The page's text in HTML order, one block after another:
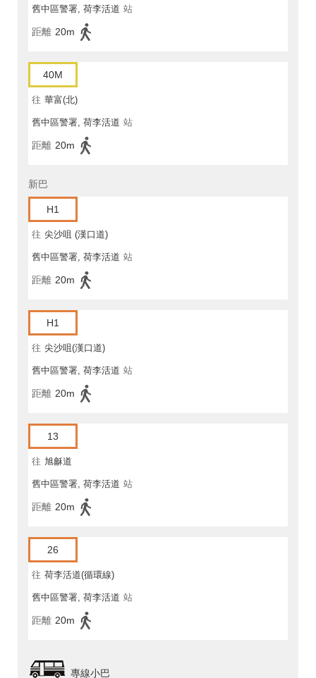
舊中區警署, 荷李活道 站
距離 20m
40M
往 華富(北)
舊中區警署, 荷李活道 站
距離 20m
新巴
H1
往 尖沙咀 (漢口道)
舊中區警署, 荷李活道 站
距離 20m
H1
往 尖沙咀(漢口道)
舊中區警署, 荷李活道 站
距離 20m
13
往 旭龢道
舊中區警署, 荷李活道 站
距離 20m
26
往 荷李活道(循環線)
舊中區警署, 荷李活道 站
距離 20m
專線小巴